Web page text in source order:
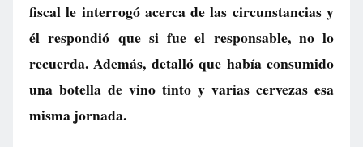
fiscal le interrogó acerca de las circunstancias y
él respondió que si fue el responsable, no lo
recuerda. Además, detalló que había consumido
una botella de vino tinto y varias cervezas esa
misma jornada.